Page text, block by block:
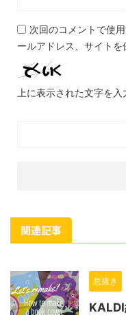
次回のコメントで使
ールアドレス、サイトを
上に表示された文字を入
関連記事
息抜き